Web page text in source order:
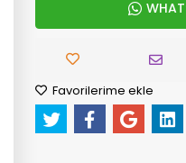
Favorilerime ekle